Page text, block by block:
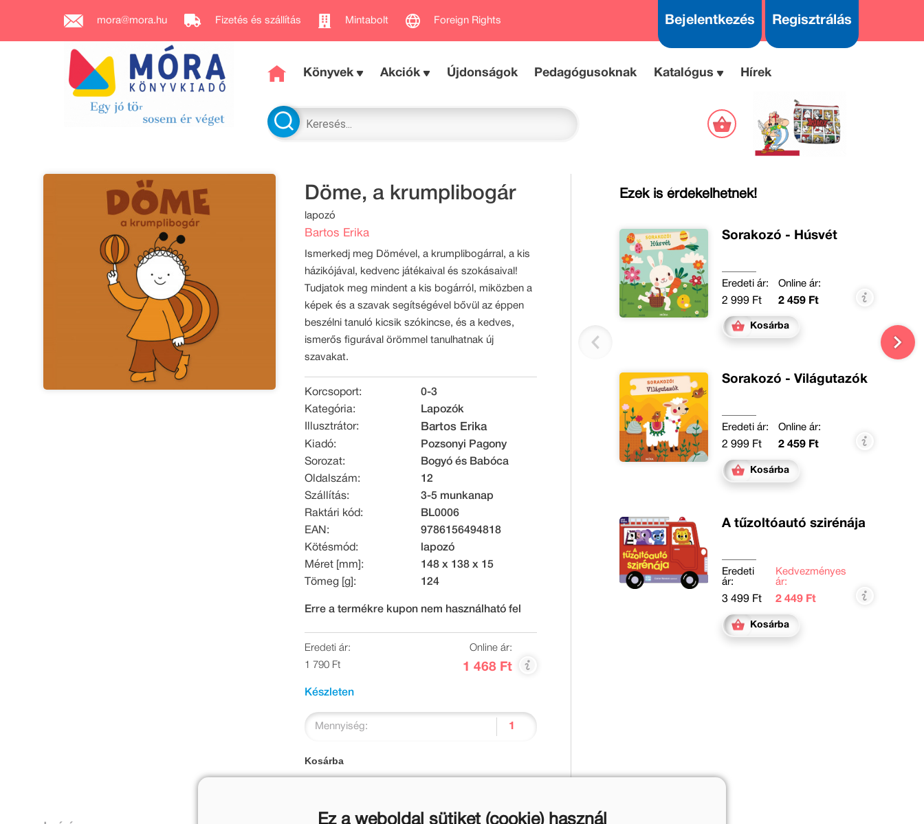
mora@mora.hu Fizetés és szállítás Mintabolt Foreign Rights Bejelentkezés Regisztrálás
Könyvek Akciók Újdonságok Pedagógusoknak Katalógus Hírek
Döme, a krumplibogár
lapozó
Bartos Erika
Ismerkedj meg Dömével, a krumplibogárral, a kis
házikójával, kedvenc játékaival és szokásaival!
Tudjatok meg mindent a kis bogárról, miközben a
képek és a szavak segítségével bővül az éppen
beszélni tanuló kicsik szókincse, és a kedves,
ismerős figurával örömmel tanulhatnak új
szavakat.
Korcsoport:
0-3
Kategória:
Lapozók
Illusztrátor:
Bartos Erika
Kiadó:
Pozsonyi Pagony
Sorozat:
Bogyó és Babóca
Oldalszám:
12
Szállítás:
3-5 munkanap
Raktári kód:
BL0006
EAN:
9786156494818
Kötésmód:
lapozó
Méret [mm]:
148 x 138 x 15
Tömeg [g]:
124
Erre a termékre kupon nem használható fel
Eredeti ár:
1 790 Ft
Online ár:
1 468 Ft
Készleten
Mennyiség:
Kosárba
Ezek is érdekelhetnek!
Sorakozó - Húsvét
Eredeti ár:
2 999 Ft
Online ár:
2 459 Ft
Kosárba
Sorakozó - Világutazók
Eredeti ár:
2 999 Ft
Online ár:
2 459 Ft
Kosárba
A tűzoltóautó szirénája
Eredeti
ár:
3 499 Ft
Kedvezményes
ár:
2 449 Ft
Kosárba
Ez a weboldal sütiket (cookie) használ